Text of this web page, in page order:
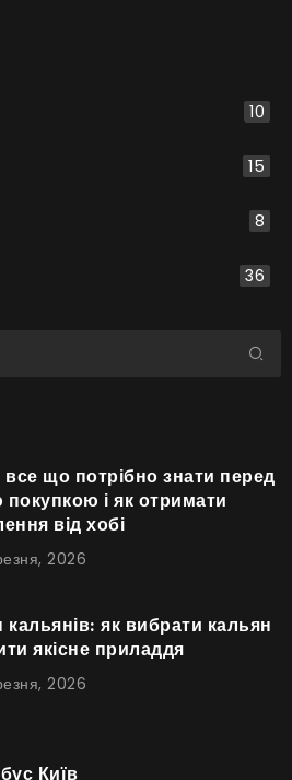
10
15
8
36
що потрібно знати перед
і як отримати
від хобі
2026
кальянів: як вибрати кальян
якісне приладдя
2026
Київ